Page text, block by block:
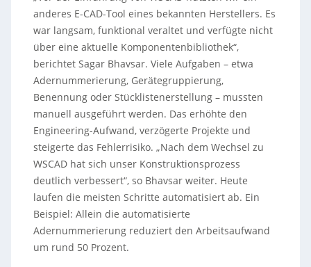
anderes E-CAD-Tool eines bekannten Herstellers. Es
war langsam, funktional veraltet und verfügte nicht
über eine aktuelle Komponentenbibliothek“,
berichtet Sagar Bhavsar. Viele Aufgaben – etwa
Adernummerierung, Gerätegruppierung,
Benennung oder Stücklistenerstellung – mussten
manuell ausgeführt werden. Das erhöhte den
Engineering-Aufwand, verzögerte Projekte und
steigerte das Fehlerrisiko. „Nach dem Wechsel zu
WSCAD hat sich unser Konstruktionsprozess
deutlich verbessert“, so Bhavsar weiter. Heute
laufen die meisten Schritte automatisiert ab. Ein
Beispiel: Allein die automatisierte
Adernummerierung reduziert den Arbeitsaufwand
um rund 50 Prozent.